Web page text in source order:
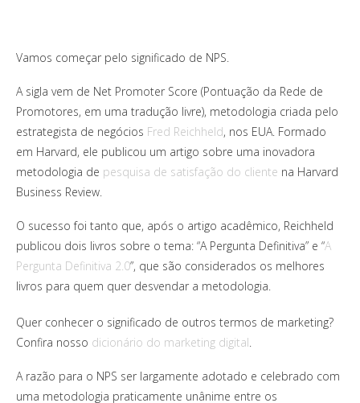
Vamos começar pelo significado de NPS.
A sigla vem de Net Promoter Score (Pontuação da Rede de
Promotores, em uma tradução livre), metodologia criada pelo
estrategista de negócios Fred Reichheld, nos EUA. Formado
em Harvard, ele publicou um artigo sobre uma inovadora
metodologia de pesquisa de satisfação do cliente na Harvard
Business Review.
O sucesso foi tanto que, após o artigo acadêmico, Reichheld
publicou dois livros sobre o tema: “A Pergunta Definitiva” e “A
Pergunta Definitiva 2.0”, que são considerados os melhores
livros para quem quer desvendar a metodologia.
Quer conhecer o significado de outros termos de marketing?
Confira nosso dicionário do marketing digital
A razão para o NPS ser largamente adotado e celebrado com
uma metodologia praticamente unânime entre os